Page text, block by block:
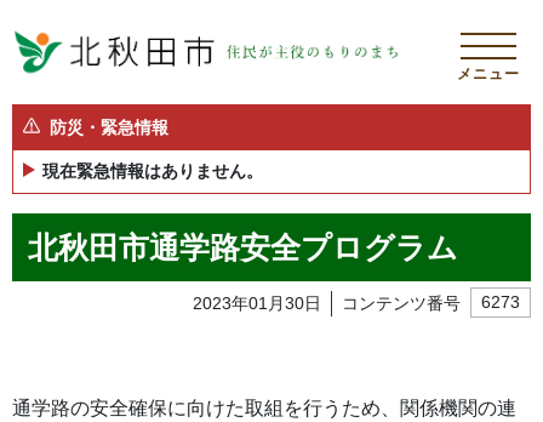
メニュー
防災・緊急情報
現在緊急情報はありません。
北秋田市通学路安全プログラム
2023年01月30日 コンテンツ番号 6273
通学路の安全確保に向けた取組を行うため、関係機関の連